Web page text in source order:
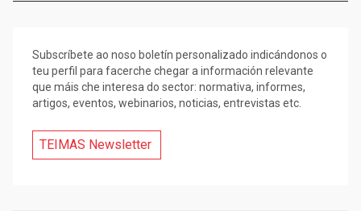
Subscríbete ao noso boletín personalizado indicándonos o
teu perfil para facerche chegar a información relevante
que máis che interesa do sector: normativa, informes,
artigos, eventos, webinarios, noticias, entrevistas etc.
TEIMAS Newsletter